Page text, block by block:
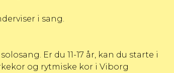
i sang.
Er du 11-17 år, kan du starte i
og rytmiske kor i Viborg